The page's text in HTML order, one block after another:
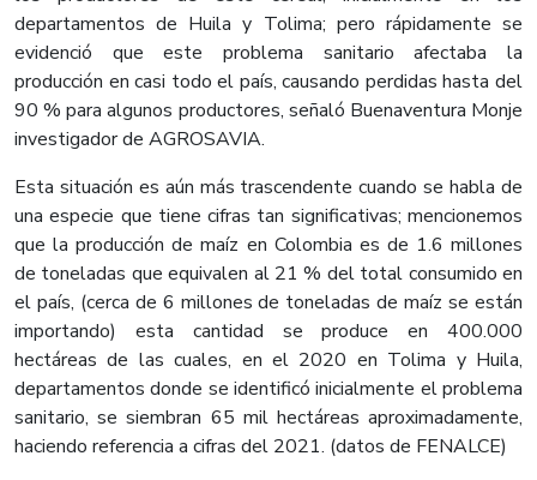
departamentos de Huila y Tolima; pero rápidamente se
evidenció que este problema sanitario afectaba la
producción en casi todo el país, causando perdidas hasta del
90 % para algunos productores, señaló Buenaventura Monje
investigador de AGROSAVIA.
Esta situación es aún más trascendente cuando se habla de
una especie que tiene cifras tan significativas; mencionemos
que la producción de maíz en Colombia es de 1.6 millones
de toneladas que equivalen al 21 % del total consumido en
el país, (cerca de 6 millones de toneladas de maíz se están
importando) esta cantidad se produce en 400.000
hectáreas de las cuales, en el 2020 en Tolima y Huila,
departamentos donde se identificó inicialmente el problema
sanitario, se siembran 65 mil hectáreas aproximadamente,
haciendo referencia a cifras del 2021. (datos de FENALCE)